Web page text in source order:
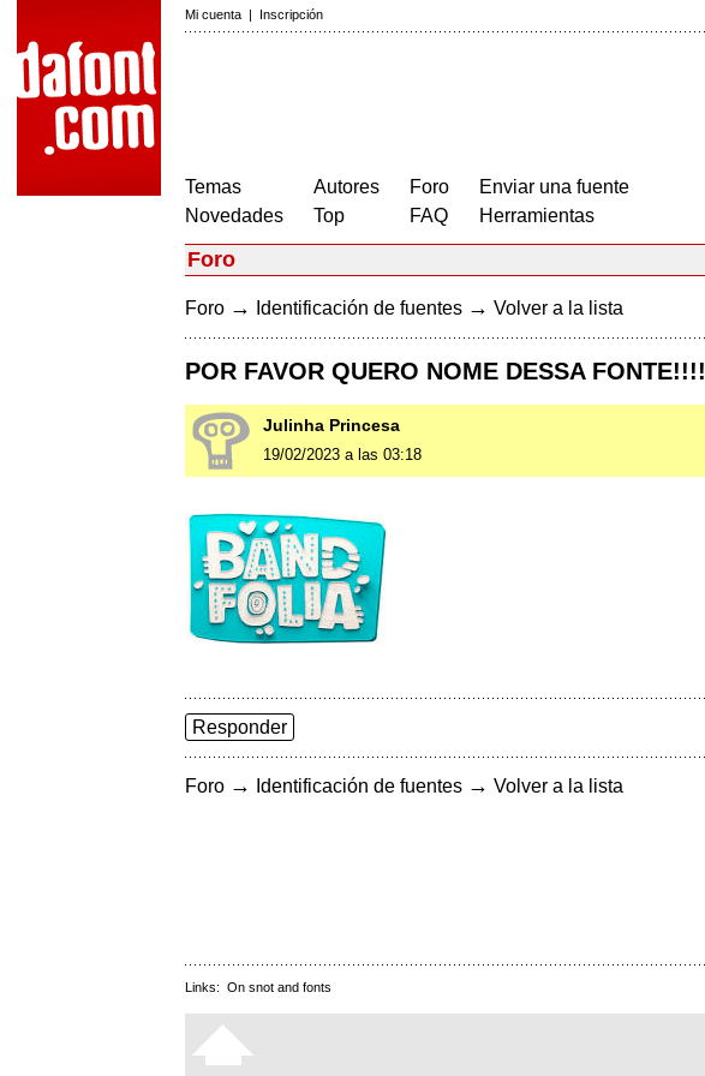
Mi cuenta | Inscripción
Temas
Novedades
Autores
Top
Foro
FAQ
Enviar una fuente
Herramientas
Foro
Foro → Identificación de fuentes → Volver a la lista
POR FAVOR QUERO NOME DESSA FONTE!!!!
Julinha Princesa
19/02/2023 a las 03:18
Responder
Foro → Identificación de fuentes → Volver a la lista
Links: On snot and fonts